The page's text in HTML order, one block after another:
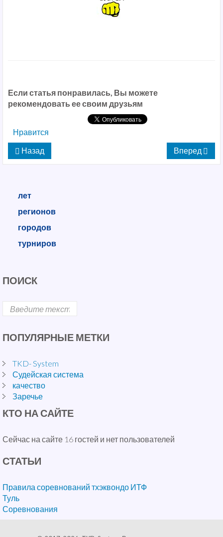
Если статья понравилась, Вы можете
рекомендовать ее своим друзьям
Нравится
Назад
Вперед
лет
регионов
городов
турниров
ПОИСК
ПОПУЛЯРНЫЕ МЕТКИ
TKD- System
Судейская система
качество
Заречье
КТО НА САЙТЕ
Сейчас на сайте 16 гостей и нет пользователей
СТАТЬИ
Правила соревнований тхэквондо ИТФ
Туль
Соревнования